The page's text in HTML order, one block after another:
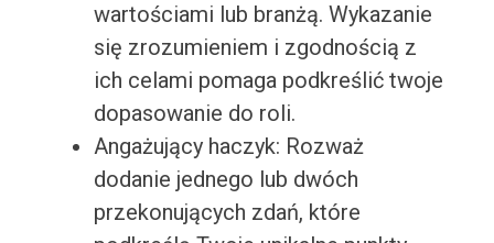
wartościami lub branżą. Wykazanie
się zrozumieniem i zgodnością z
ich celami pomaga podkreślić twoje
dopasowanie do roli.
Angażujący haczyk: Rozważ
dodanie jednego lub dwóch
przekonujących zdań, które